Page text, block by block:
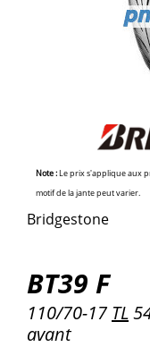
Note :Le prix s'applique aux
motif de la jante peut varier.
Bridgestone
BT39 F
110/70-17 TL
avant